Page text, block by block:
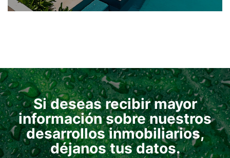
Si deseas recibir mayor
información sobre nuestros
desarrollos inmobiliarios,
déjanos tus datos.